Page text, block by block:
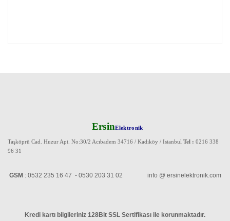
ErsinElektronik
Taşköprü Cad. Huzur Apt. No:30/2 Acıbadem 34716 / Kadıköy / Istanbul Tel : 0216 338
96 31
GSM : 0532 235 16 47 - 0530 203 31 02 info @ ersinelektronik.com
Kredi kartı bilgileriniz 128Bit SSL Sertifikası ile korunmaktadır.